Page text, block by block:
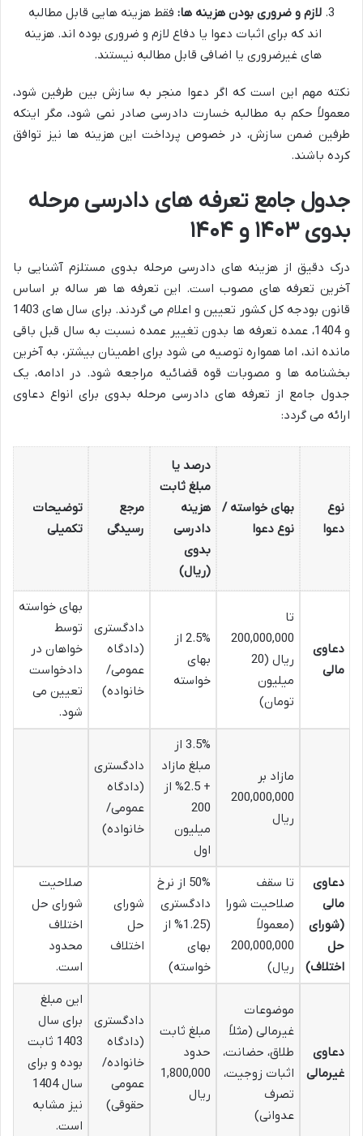
لازم و ضروری بودن هزینه ها: فقط هزینه هایی قابل مطالبه
اند که برای اثبات دعوا یا دفاع لازم و ضروری بوده اند. هزینه
های غیرضروری یا اضافی قابل مطالبه نیستند.
نکته مهم این است که اگر دعوا منجر به سازش بین طرفین شود،
معمولاً حکم به مطالبه خسارت دادرسی صادر نمی شود، مگر اینکه
طرفین ضمن سازش، در خصوص پرداخت این هزینه ها نیز توافق
کرده باشند.
جدول جامع تعرفه های دادرسی مرحله
بدوی ۱۴۰۳ و ۱۴۰۴
درک دقیق از هزینه های دادرسی مرحله بدوی مستلزم آشنایی با
آخرین تعرفه های مصوب است. این تعرفه ها هر ساله بر اساس
قانون بودجه کل کشور تعیین و اعلام می گردند. برای سال های 1403
و 1404، عمده تعرفه ها بدون تغییر عمده نسبت به سال قبل باقی
مانده اند، اما همواره توصیه می شود برای اطمینان بیشتر، به آخرین
بخشنامه ها و مصوبات قوه قضائیه مراجعه شود. در ادامه، یک
جدول جامع از تعرفه های دادرسی مرحله بدوی برای انواع دعاوی
ارائه می گردد:
نوع
دعوا
بهای خواسته /
نوع دعوا
درصد یا
مبلغ ثابت
هزینه
دادرسی
بدوی
(ریال)
مرجع
رسیدگی
توضیحات
تکمیلی
دعاوی
مالی
تا
200,000,000
ریال (20
میلیون
تومان)
2.5% از
بهای
خواسته
دادگستری
(دادگاه
عمومی/
خانواده)
بهای خواسته
توسط
خواهان در
دادخواست
تعیین می
شود.
مازاد بر
200,000,000
ریال
3.5% از
مبلغ مازاد
+ 2.5% از
200
میلیون
اول
دادگستری
(دادگاه
عمومی/
خانواده)
دعاوی
مالی
(شورای
حل
اختلاف)
تا سقف
صلاحیت شورا
(معمولاً
200,000,000
ریال)
50% از نرخ
دادگستری
(1.25% از
بهای
خواسته)
شورای
حل
اختلاف
صلاحیت
شورای حل
اختلاف
محدود
است.
دعاوی
غیرمالی
موضوعات
غیرمالی (مثلاً
طلاق، حضانت،
اثبات زوجیت،
تصرف
عدوانی)
مبلغ ثابت
حدود
1,800,000
ریال
دادگستری
(دادگاه
خانواده/
عمومی
حقوقی)
این مبلغ
برای سال
1403 ثابت
بوده و برای
سال 1404
نیز مشابه
است.